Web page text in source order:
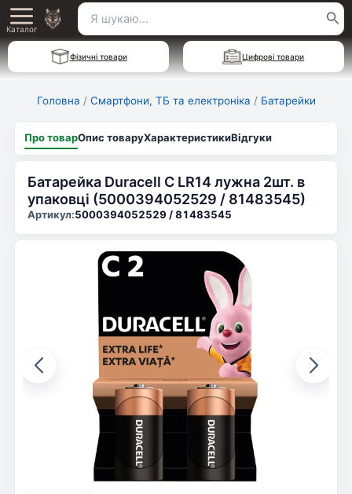
Перейти
до
вмісту
Main
Menu
Каталог
Пошук
для:
Фізичні товари Цифрові товари
Головна / Смартфони, ТБ та електроніка / Батарейки
Про товарОпис товаруХарактеристикиВідгуки
Батарейка Duracell C LR14 лужна 2шт. в
упаковці (5000394052529 / 81483545)
Артикул:5000394052529 / 81483545